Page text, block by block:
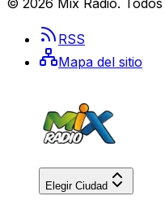
© 2026 Mix Radio.
RSS
Mapa del sitio
Elegir Ciudad